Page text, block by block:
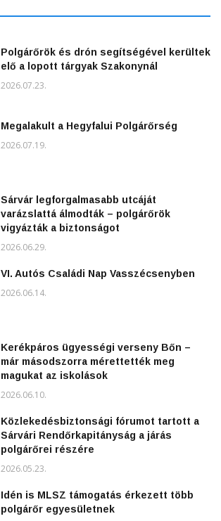
Polgárőrök és drón segítségével kerültek
elő a lopott tárgyak Szakonynál
2026.07.23.
Megalakult a Hegyfalui Polgárőrség
2026.07.19.
Sárvár legforgalmasabb utcáját
varázslattá álmodták – polgárőrök
vigyázták a biztonságot
2026.06.29.
VI. Autós Családi Nap Vasszécsenyben
2026.06.14.
Kerékpáros ügyességi verseny Bőn –
már másodszorra mérettették meg
magukat az iskolások
2026.06.10.
Közlekedésbiztonsági fórumot tartott a
Sárvári Rendőrkapitányság a járás
polgárőrei részére
2026.05.23.
Idén is MLSZ támogatás érkezett több
polgárőr egyesületnek